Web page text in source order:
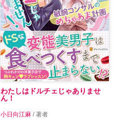
わたしはドルチェじゃありませ
ん！
小日向江麻 / 著者